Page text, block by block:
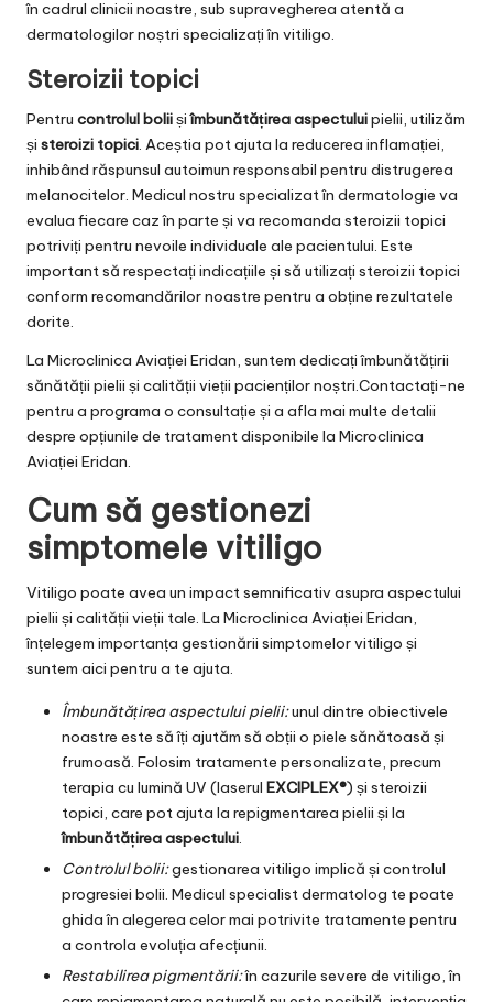
în cadrul clinicii noastre, sub supravegherea atentă a
dermatologilor noștri specializați în vitiligo.
Steroizii topici
Pentru controlul boliișiîmbunătățirea aspectuluipielii, utilizăm
și steroizi topici. Aceștia pot ajuta la reducerea inflamației,
inhibând răspunsul autoimun responsabil pentru distrugerea
melanocitelor. Medicul nostru specializat în dermatologie va
evalua fiecare caz în parte și va recomanda steroizii topici
potriviți pentru nevoile individuale ale pacientului. Este
important să respectați indicațiile și să utilizați steroizii topici
conform recomandărilor noastre pentru a obține rezultatele
dorite.
La Microclinica Aviației Eridan, suntem dedicați îmbunătățirii
sănătății pielii și calității vieții pacienților noștri.Contactați-ne
pentru a programa o consultație și a afla mai multe detalii
despre opțiunile de tratament disponibile la Microclinica
Aviației Eridan.
Cum să gestionezi
simptomele vitiligo
Vitiligo poate avea un impact semnificativ asupra aspectului
pielii și calității vieții tale. La Microclinica Aviației Eridan,
înțelegem importanța gestionării simptomelor vitiligo și
suntem aici pentru a te ajuta.
Îmbunătățirea aspectului pielii:unul dintre obiectivele
noastre este să îți ajutăm să obții o piele sănătoasă și
frumoasă. Folosim tratamente personalizate, precum
terapia cu lumină UV (laserul EXCIPLEX®) și steroizii
topici, care pot ajuta la repigmentarea pielii și la
îmbunătățirea aspectului.
Controlul bolii:gestionarea vitiligo implică și controlul
progresiei bolii. Medicul specialist dermatolog te poate
ghida în alegerea celor mai potrivite tratamente pentru
a controla evoluția afecțiunii.
Restabilirea pigmentării:în cazurile severe de vitiligo, în